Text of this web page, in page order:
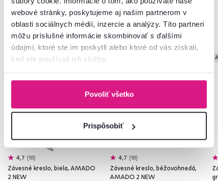
webové stránky, poskytujeme aj našim partnerom v
oblasti sociálnych médií, inzercie a analýzy. Títo partneri
môžu príslušné informácie skombinovať s ďalšími
údajmi, ktoré ste im poskytli alebo ktoré od vás získali,
keď ste používali ich služby.
Povoliť všetko
Prispôsobiť
Podobné produkty
Akcia Výpredaj
4,7 18
Závesné kreslo, biela, AMADO
2 NEW
4,7 18
Závesné kreslo, béžovohnedá,
AMADO 2 NEW